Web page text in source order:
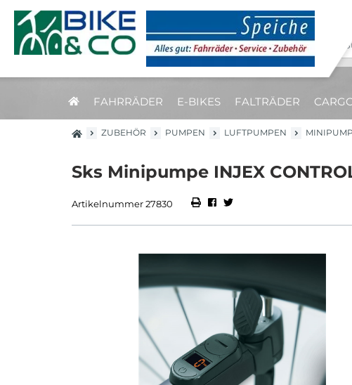
FAHRRÄDER E-BIKES FALTRÄDER
ZUBEHÖR PUMPEN LUFTPUMPEN
Sks Minipumpe INJEX
Artikelnummer 27830